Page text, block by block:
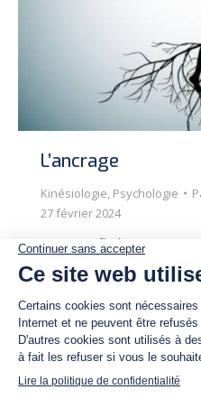
L’ancrage
Kinésiologie, Psychologie
27 février 2024
Que signifie l’ancrage ?
être connecté à la terre.
sentir une connexion
nous et la terre, c’est
moment présent. Quels
l’ancrage ? Avoir moins
mental Se sentir plus